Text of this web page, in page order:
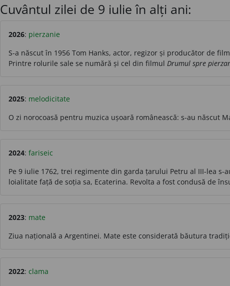
Cuvântul zilei de 9 iulie în alți ani:
2026: pierzanie
S-a născut în 1956 Tom Hanks, actor, regizor și producător de
Printre rolurile sale se numără și cel din filmul Drumul spre
2025: melodicitate
O zi norocoasă pentru muzica ușoară românească: s-au născut
2024: fariseic
Pe 9 iulie 1762, trei regimente din garda țarului Petru al III-lea
loialitate față de soția sa, Ecaterina. Revolta a fost condusă de
2023: mate
Ziua națională a Argentinei. Mate este considerată băutura
2022: clama